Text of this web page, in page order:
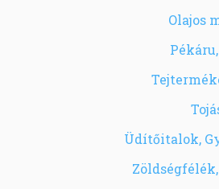
Olajos
Üdítőitalok,